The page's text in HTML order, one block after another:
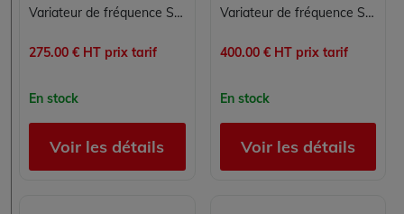
Variateur de fréquence Siemens SINAMICS G110-CPM110 0,55 kW 6SL3211-0AB15-5UA1
275.00 € HT prix tarif
En stock
Voir les détails
Variateur de fréquence Siemens SINAMICS G110 CPM110 0,37 kW 6SL3211-0AB13-7BA1 avec filtre CEM intégré
400.00 € HT prix tarif
En stock
Voir les détails